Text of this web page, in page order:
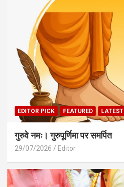
EDITOR PICK FEATURED LATEST
गुरुवे नमः। गुरुपूर्णिमा पर समर्पित
29/07/2026 Editor